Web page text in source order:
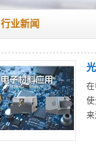
行业新闻
使
来